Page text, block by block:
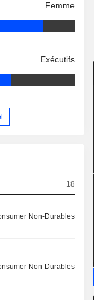
Femme
Exécutifs
18
Non-Durables
Non-Durables